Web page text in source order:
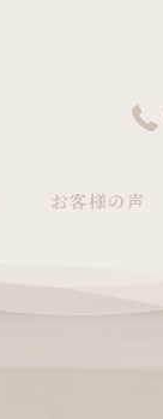
お客様の声